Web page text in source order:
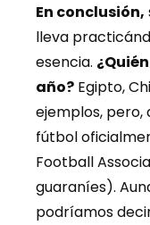
En conclusión,
lleva
esencia.
año? Egipto,
ejemplos, pero,
fútbol
Football
guaraníes).
podríamos